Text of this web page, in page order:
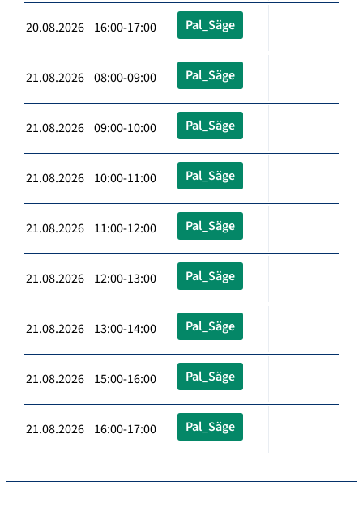
20.08.2026 16:00-17:00 Pal_Säge
21.08.2026 08:00-09:00 Pal_Säge
21.08.2026 09:00-10:00 Pal_Säge
21.08.2026 10:00-11:00 Pal_Säge
21.08.2026 11:00-12:00 Pal_Säge
21.08.2026 12:00-13:00 Pal_Säge
21.08.2026 13:00-14:00 Pal_Säge
21.08.2026 15:00-16:00 Pal_Säge
21.08.2026 16:00-17:00 Pal_Säge